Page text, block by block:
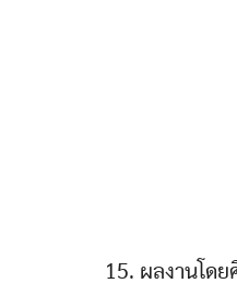
15. ผลงานโด